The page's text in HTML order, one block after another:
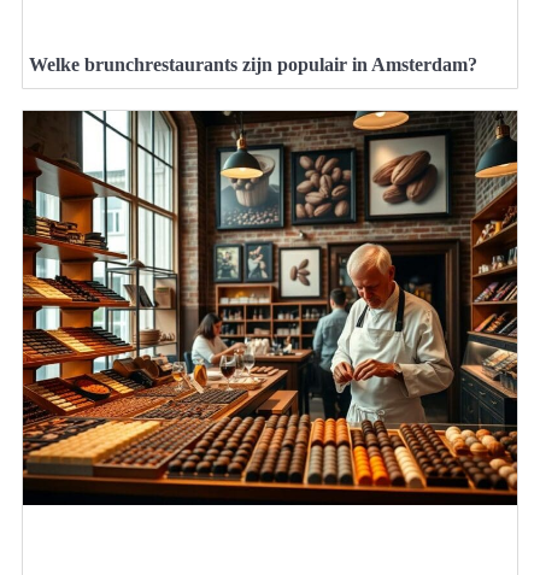
Welke brunchrestaurants zijn populair in Amsterdam?